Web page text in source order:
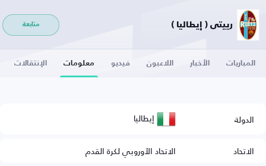
رييتي ( إيطاليا ) متابعة
المباريات الأخبار اللاعبون فيديو معلومات الإنتقالات
الدولة إيطاليا
الاتحاد
الاتحاد الأوروبي لكرة القدم